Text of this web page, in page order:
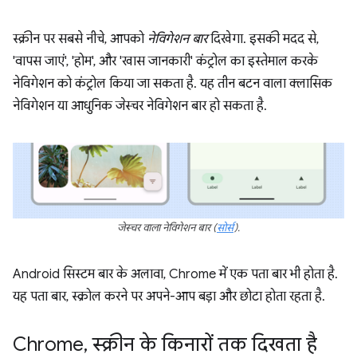
स्क्रीन पर सबसे नीचे, आपको नेविगेशन बारदिखेगा. इसकी मदद से,
'वापस जाएं', 'होम', और 'खास जानकारी' कंट्रोल का इस्तेमाल करके
नेविगेशन को कंट्रोल किया जा सकता है. यह तीन बटन वाला क्लासिक
नेविगेशन या आधुनिक जेस्चर नेविगेशन बार हो सकता है.
जेस्चर वाला नेविगेशन बार(सोर्स).
Android सिस्टम बार के अलावा, Chrome में एक पता बार भी होता है.
यह पता बार, स्क्रोल करने पर अपने-आप बड़ा और छोटा होता रहता है.
Chrome, स्क्रीन के किनारों तक दिखता है